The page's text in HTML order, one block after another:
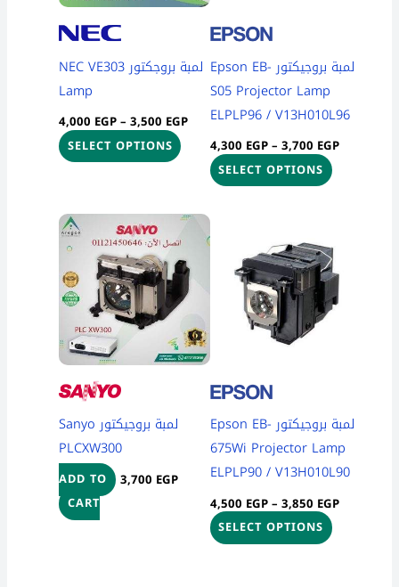
لمبة بروجيكتور Epson EB-
S05 Projector Lamp
ELPLP96 / V13H010L96
3,700 EGP
–
4,300 EGP
SELECT OPTIONS
options
may
be
chosen
product
page
لمبة بروجكتور NEC VE303
Lamp
3,500 EGP
–
4,000 EGP
SELECT OPTIONS
options
may
be
chosen
the
product
لمبة بروجيكتور Epson EB-
675Wi Projector Lamp
ELPLP90 / V13H010L90
3,850 EGP
–
4,500 EGP
Price
range:
3,850 EGP
through
4,500 EGP
SELECT OPTIONS
This
product
has
multiple
variants.
The
options
may
product
page
لمبة بروجيكتور Sanyo
PLCXW300
3,700 EGP
ADD TO
CART